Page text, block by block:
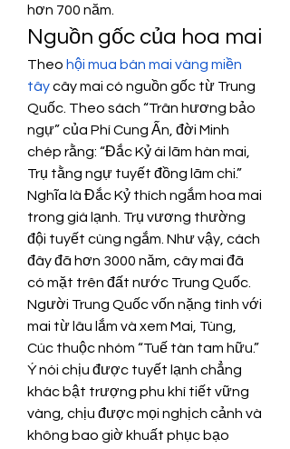
hơn 700 năm.
Nguồn gốc của hoa mai
Theo hội mua bán mai vàng miền
tây cây mai có nguồn gốc từ Trung
Quốc. Theo sách “Trân hương bảo
ngự” của Phí Cung Ấn, đời Minh
chép rằng: “Đắc Kỷ ái lãm hàn mai,
Trụ tằng ngự tuyết đồng lãm chi.”
Nghĩa là Đắc Kỷ thích ngắm hoa mai
trong giá lạnh. Trụ vương thường
đội tuyết cùng ngắm. Như vậy, cách
đây đã hơn 3000 năm, cây mai đã
có mặt trên đất nước Trung Quốc.
Người Trung Quốc vốn nặng tình với
mai từ lâu lắm và xem Mai, Tùng,
Cúc thuộc nhóm “Tuế tàn tam hữu.”
Ý nói chịu được tuyết lạnh chẳng
khác bật trượng phu khí tiết vững
vàng, chịu được mọi nghịch cảnh và
không bao giờ khuất phục bạo